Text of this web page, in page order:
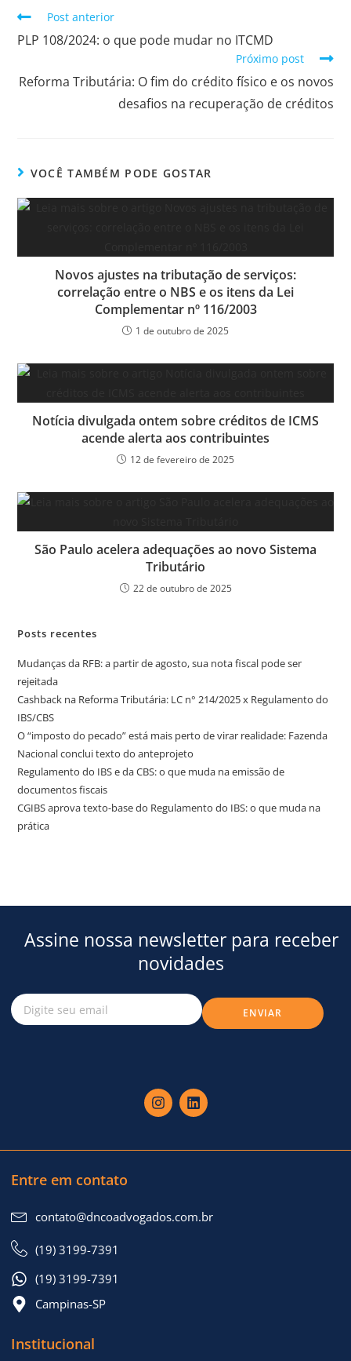
Post anterior
PLP 108/2024: o que pode mudar no ITCMD
Próximo post
Reforma Tributária: O fim do crédito físico e os novos
desafios na recuperação de créditos
VOCÊ TAMBÉM PODE GOSTAR
Novos ajustes na tributação de serviços:
correlação entre o NBS e os itens da Lei
Complementar nº 116/2003
1 de outubro de 2025
Notícia divulgada ontem sobre créditos de ICMS
acende alerta aos contribuintes
12 de fevereiro de 2025
São Paulo acelera adequações ao novo Sistema
Tributário
22 de outubro de 2025
Posts recentes
Mudanças da RFB: a partir de agosto, sua nota fiscal pode ser
rejeitada
Cashback na Reforma Tributária: LC n° 214/2025 x Regulamento do
IBS/CBS
O “imposto do pecado” está mais perto de virar realidade: Fazenda
Nacional conclui texto do anteprojeto
Regulamento do IBS e da CBS: o que muda na emissão de
documentos fiscais
CGIBS aprova texto-base do Regulamento do IBS: o que muda na
prática
Assine nossa newsletter para receber
novidades
ENVIAR
Entre em contato
contato@dncoadvogados.com.br
(19) 3199-7391
(19) 3199-7391
Campinas-SP
Institucional